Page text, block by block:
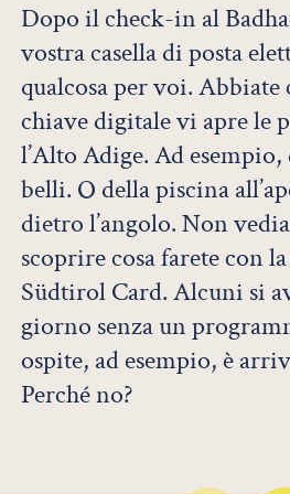
Dopo il check-in al
vostra casella di posta
qualcosa per voi. Abbiate
chiave digitale vi apre le
l’Alto Adige. Ad
belli. O della piscina
dietro l’angolo. Non
scoprire cosa farete con
Südtirol Card. Alcuni si
giorno senza un
ospite, ad esempio, è
Perché no?